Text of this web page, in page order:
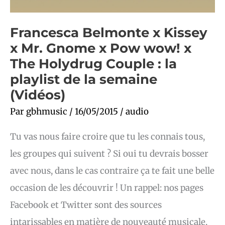
Francesca Belmonte x Kissey
x Mr. Gnome x Pow wow! x
The Holydrug Couple : la
playlist de la semaine
(Vidéos)
Par gbhmusic / 16/05/2015 / audio
Tu vas nous faire croire que tu les connais tous,
les groupes qui suivent ? Si oui tu devrais bosser
avec nous, dans le cas contraire ça te fait une belle
occasion de les découvrir ! Un rappel: nos pages
Facebook et Twitter sont des sources
intarissables en matière de nouveauté musicale,
la
(Vidéos)